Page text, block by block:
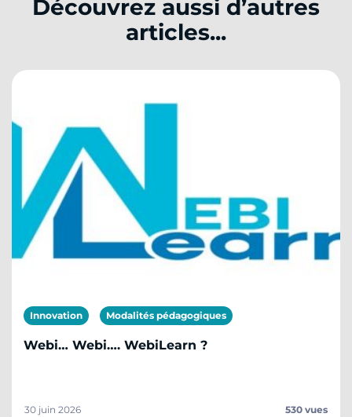
Découvrez aussi d’autres
articles...
Innovation Modalités pédagogiques
Webi… Webi…. WebiLearn ?
30 juin 2026 530 vues